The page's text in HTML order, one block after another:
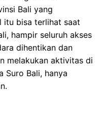
Bali yang
itu bisa terlihat saat
hampir seluruh akses
dihentikan dan
melakukan aktivitas di
Suro Bali, hanya